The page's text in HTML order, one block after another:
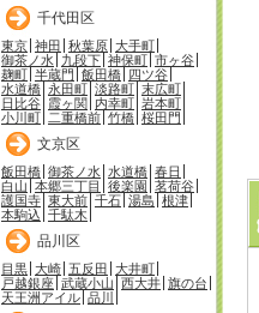
千代田区
東京 神田 秋葉原 大手町
御茶ノ水
九段下 神保町 市ヶ谷
麹町 半蔵門 飯田橋 四ツ谷
水道橋 永田町 淡路町 末広町
日比谷 霞ヶ関 内幸町 岩本町
小川町 二重橋前 竹橋 桜田門
文京区
飯田橋 御茶ノ水 水道橋 春日
白山 本郷三丁目 後楽園
茗荷谷
護国寺 東大前 千石 湯島 根津
本駒込 千駄木
品川区
目黒 大崎 五反田 大井町
戸越銀座 武蔵小山 西大井 旗の台
天王洲アイル 品川